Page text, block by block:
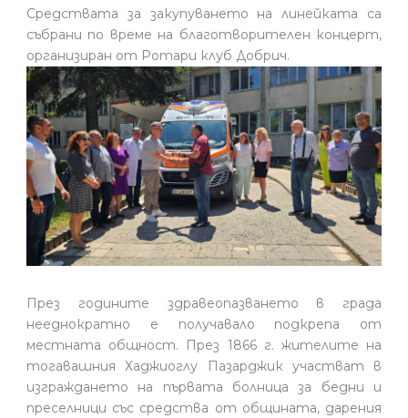
Средствата за закупуването на линейката са
събрани по време на благотворителен концерт,
организиран от Ротари клуб Добрич.
През годините здравеопазването в града
нееднократно е получавало подкрепа от
местната общност. През 1866 г. жителите на
тогавашния Хаджиоглу Пазарджик участват в
изграждането на първата болница за бедни и
преселници със средства от общината, дарения